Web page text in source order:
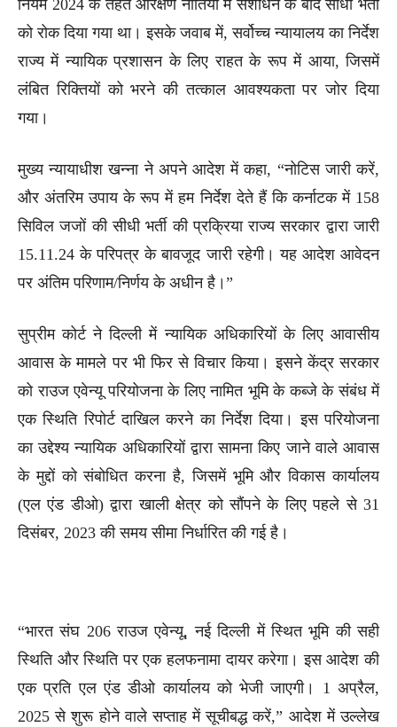
नियम 2024 के तहत आरक्षण नीतियों में संशोधन के बाद सीधी भर्ती
को रोक दिया गया था। इसके जवाब में, सर्वोच्च न्यायालय का निर्देश
राज्य में न्यायिक प्रशासन के लिए राहत के रूप में आया, जिसमें
लंबित रिक्तियों को भरने की तत्काल आवश्यकता पर जोर दिया
गया।
मुख्य न्यायाधीश खन्ना ने अपने आदेश में कहा, “नोटिस जारी करें,
और अंतरिम उपाय के रूप में हम निर्देश देते हैं कि कर्नाटक में 158
सिविल जजों की सीधी भर्ती की प्रक्रिया राज्य सरकार द्वारा जारी
15.11.24 के परिपत्र के बावजूद जारी रहेगी। यह आदेश आवेदन
पर अंतिम परिणाम/निर्णय के अधीन है।”
सुप्रीम कोर्ट ने दिल्ली में न्यायिक अधिकारियों के लिए आवासीय
आवास के मामले पर भी फिर से विचार किया। इसने केंद्र सरकार
को राउज एवेन्यू परियोजना के लिए नामित भूमि के कब्जे के संबंध में
एक स्थिति रिपोर्ट दाखिल करने का निर्देश दिया। इस परियोजना
का उद्देश्य न्यायिक अधिकारियों द्वारा सामना किए जाने वाले आवास
के मुद्दों को संबोधित करना है, जिसमें भूमि और विकास कार्यालय
(एल एंड डीओ) द्वारा खाली क्षेत्र को सौंपने के लिए पहले से 31
दिसंबर, 2023 की समय सीमा निर्धारित की गई है।
“भारत संघ 206 राउज एवेन्यू, नई दिल्ली में स्थित भूमि की सही
स्थिति और स्थिति पर एक हलफनामा दायर करेगा। इस आदेश की
एक प्रति एल एंड डीओ कार्यालय को भेजी जाएगी। 1 अप्रैल,
2025 से शुरू होने वाले सप्ताह में सूचीबद्ध करें,” आदेश में उल्लेख